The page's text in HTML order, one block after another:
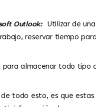
Outlook: Utilizar de
reservar tiempo
para almacenar todo tipo
todo esto, es que